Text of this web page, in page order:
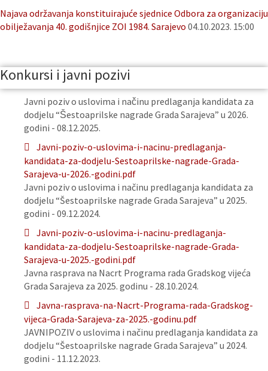
Najava održavanja konstituirajuće sjednice Odbora za organizaciju
obilježavanja 40. godišnjice ZOI 1984. Sarajevo 04.10.2023. 15:00
Konkursi i javni pozivi
Javni poziv o uslovima i načinu predlaganja kandidata za
dodjelu “Šestoaprilske nagrade Grada Sarajeva” u 2026.
godini - 08.12.2025.
Javni-poziv-o-uslovima-i-nacinu-predlaganja-
kandidata-za-dodjelu-Sestoaprilske-nagrade-Grada-
Sarajeva-u-2026.-godini.pdf
Javni poziv o uslovima i načinu predlaganja kandidata za
dodjelu “Šestoaprilske nagrade Grada Sarajeva” u 2025.
godini - 09.12.2024.
Javni-poziv-o-uslovima-i-nacinu-predlaganja-
kandidata-za-dodjelu-Sestoaprilske-nagrade-Grada-
Sarajeva-u-2025.-godini.pdf
Javna rasprava na Nacrt Programa rada Gradskog vijeća
Grada Sarajeva za 2025. godinu - 28.10.2024.
Javna-rasprava-na-Nacrt-Programa-rada-Gradskog-
vijeca-Grada-Sarajeva-za-2025.-godinu.pdf
JAVNIPOZIV o uslovima i načinu predlaganja kandidata za
dodjelu “Šestoaprilske nagrade Grada Sarajeva” u 2024.
godini - 11.12.2023.